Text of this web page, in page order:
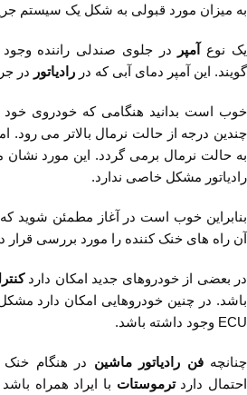
به میزان مورد قبولی به شکل یک سیستم
یک نوع آمپر در جلوی صندلی راننده وجود
گویند. این آمپر دمای آبی که در رادیاتور در
خوب است بدانید هنگامی که خودروی خود
چندین درجه از حالت نرمال بالاتر می رود.
به حالت نرمال برمی گردد. این مورد
رادیاتور مشکل خاصی ندارد.
بنابراین خوب است در آغاز مطمئن شوید که
آن راه های خنک کننده را مورد بررسی قرار
در بعضی از خودروهای جدید امکان دارد
باشد. در چنین خودروهایی امکان دارد مشکل
ECU وجود داشته باشد.
چنانچهفن رادیاتور ماشین در هنگام
احتمال داردترموستات با ایراد همراه